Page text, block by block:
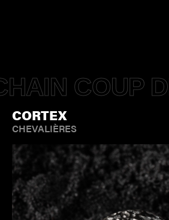
COUP
CORTEX
CHEVALIÈRES